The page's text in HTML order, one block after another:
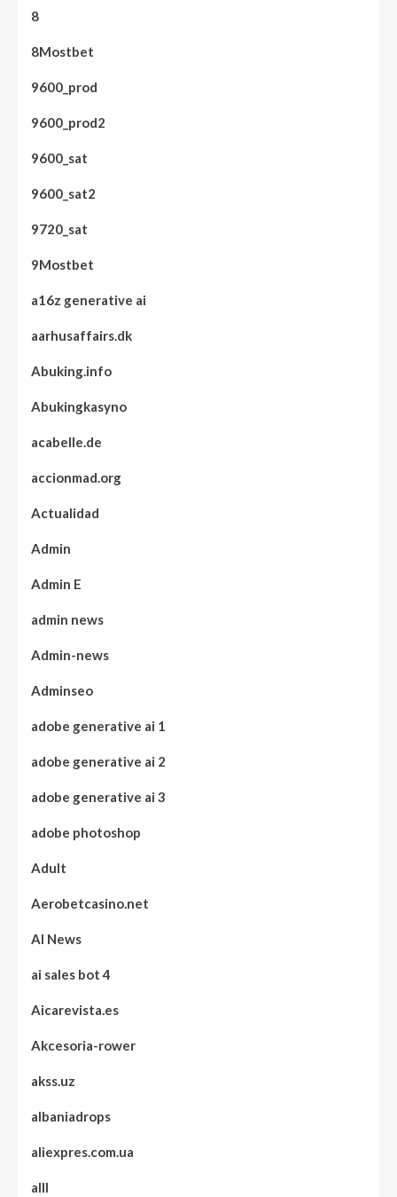
8
8Mostbet
9600_prod
9600_prod2
9600_sat
9600_sat2
9720_sat
9Mostbet
a16z generative ai
aarhusaffairs.dk
Abuking.info
Abukingkasyno
acabelle.de
accionmad.org
Actualidad
Admin
Admin E
admin news
Admin-news
Adminseo
adobe generative ai 1
adobe generative ai 2
adobe generative ai 3
adobe photoshop
Adult
Aerobetcasino.net
AI News
ai sales bot 4
Aicarevista.es
Akcesoria-rower
akss.uz
albaniadrops
aliexpres.com.ua
alll